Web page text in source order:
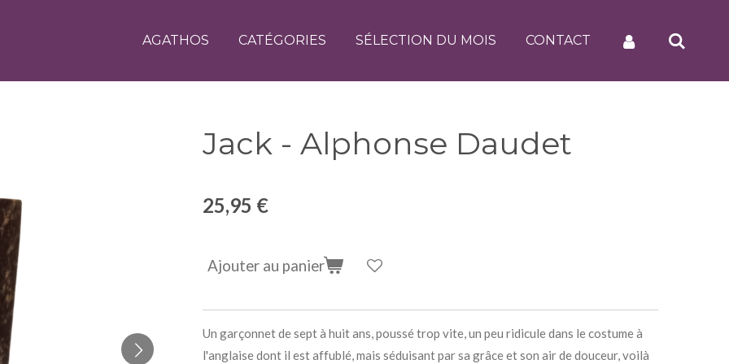
AGATHOS CATÉGORIES SÉLECTION DU MOIS CONTACT
Jack - Alphonse Daudet
25,95 €
Ajouter au panier
Un garçonnet de sept à huit ans, poussé trop vite, un peu ridicule dans le costume à
l'anglaise dont il est affublé, mais séduisant par sa grâce et son air de douceur, voilà